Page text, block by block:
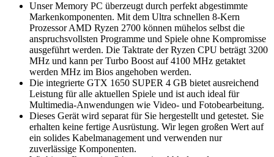
Unser Memory PC überzeugt durch perfekt abgestimmte
Markenkomponenten. Mit dem Ultra schnellen 8-Kern
Prozessor AMD Ryzen 2700 können mühelos selbst die
anspruchsvollsten Programme und Spiele ohne Kompromisse
ausgeführt werden. Die Taktrate der Ryzen CPU beträgt 3200
MHz und kann per Turbo Boost auf 4100 MHz getaktet
werden MHz im Bios angehoben werden.
Die integrierte GTX 1650 SUPER 4 GB bietet ausreichend
Leistung für alle aktuellen Spiele und ist auch ideal für
Multimedia-Anwendungen wie Video- und Fotobearbeitung.
Dieses Gerät wird separat für Sie hergestellt und getestet. Sie
erhalten keine fertige Ausrüstung. Wir legen großen Wert auf
ein solides Kabelmanagement und verwenden nur
zuverlässige Komponenten.